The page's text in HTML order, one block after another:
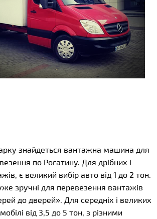
знайдеться вантажна машина для
по Рогатину. Для дрібних і
є великий вибір авто від 1 до 2 тон.
зручні для перевезення вантажів
до дверей». Для середніх і великих
від 3,5 до 5 тон, з різними